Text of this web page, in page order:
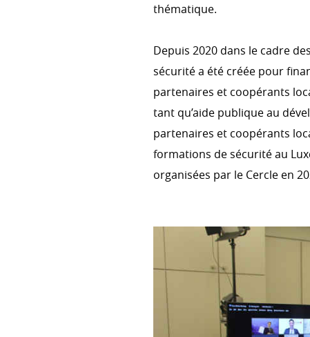
thématique.
Depuis 2020 dans le cadre
sécurité a été créée pour
partenaires et coopérants
tant qu’aide publique au
partenaires et coopérants
formations de sécurité au
organisées par le Cercle en